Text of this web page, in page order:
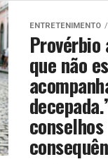
ENTRETENIMENTO
Provérbio
que não